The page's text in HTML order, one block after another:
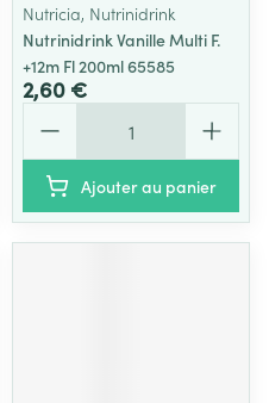
Nutricia, Nutrinidrink
Nutrinidrink Vanille Multi F.
+12m Fl 200ml 65585
2,60 €
Ajouter au panier